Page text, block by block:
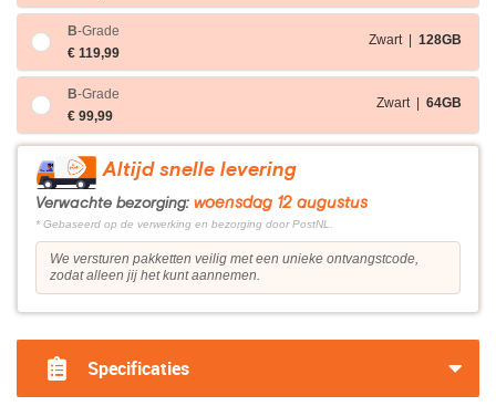
B-Grade
€ 119,99
Zwart | 128GB
B-Grade
€ 99,99
Zwart | 64GB
Altijd snelle levering
Verwachte bezorging: woensdag 12 augustus
* Gebaseerd op de verwerking en bezorging door PostNL.
We versturen pakketten veilig met een unieke ontvangstcode,
zodat alleen jij het kunt aannemen.
Specificaties